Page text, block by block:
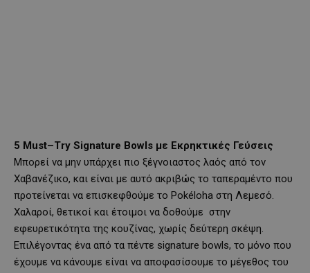
5 Must–Try Signature Bowls με Εκρηκτικές Γεύσεις
Μπορεί να μην υπάρχει πιο ξέγνοιαστος λαός από τον
Χαβανέζικο, και είναι με αυτό ακριβώς το ταπεραμέντο που
προτείνεται να επισκεφθούμε το Pokéloha στη Λεμεσό.
Χαλαροί, θετικοί και έτοιμοι να δοθούμε στην
εφευρετικότητα της κουζίνας, χωρίς δεύτερη σκέψη.
Επιλέγοντας ένα από τα πέντε signature bowls, το μόνο που
έχουμε να κάνουμε είναι να αποφασίσουμε το μέγεθος του